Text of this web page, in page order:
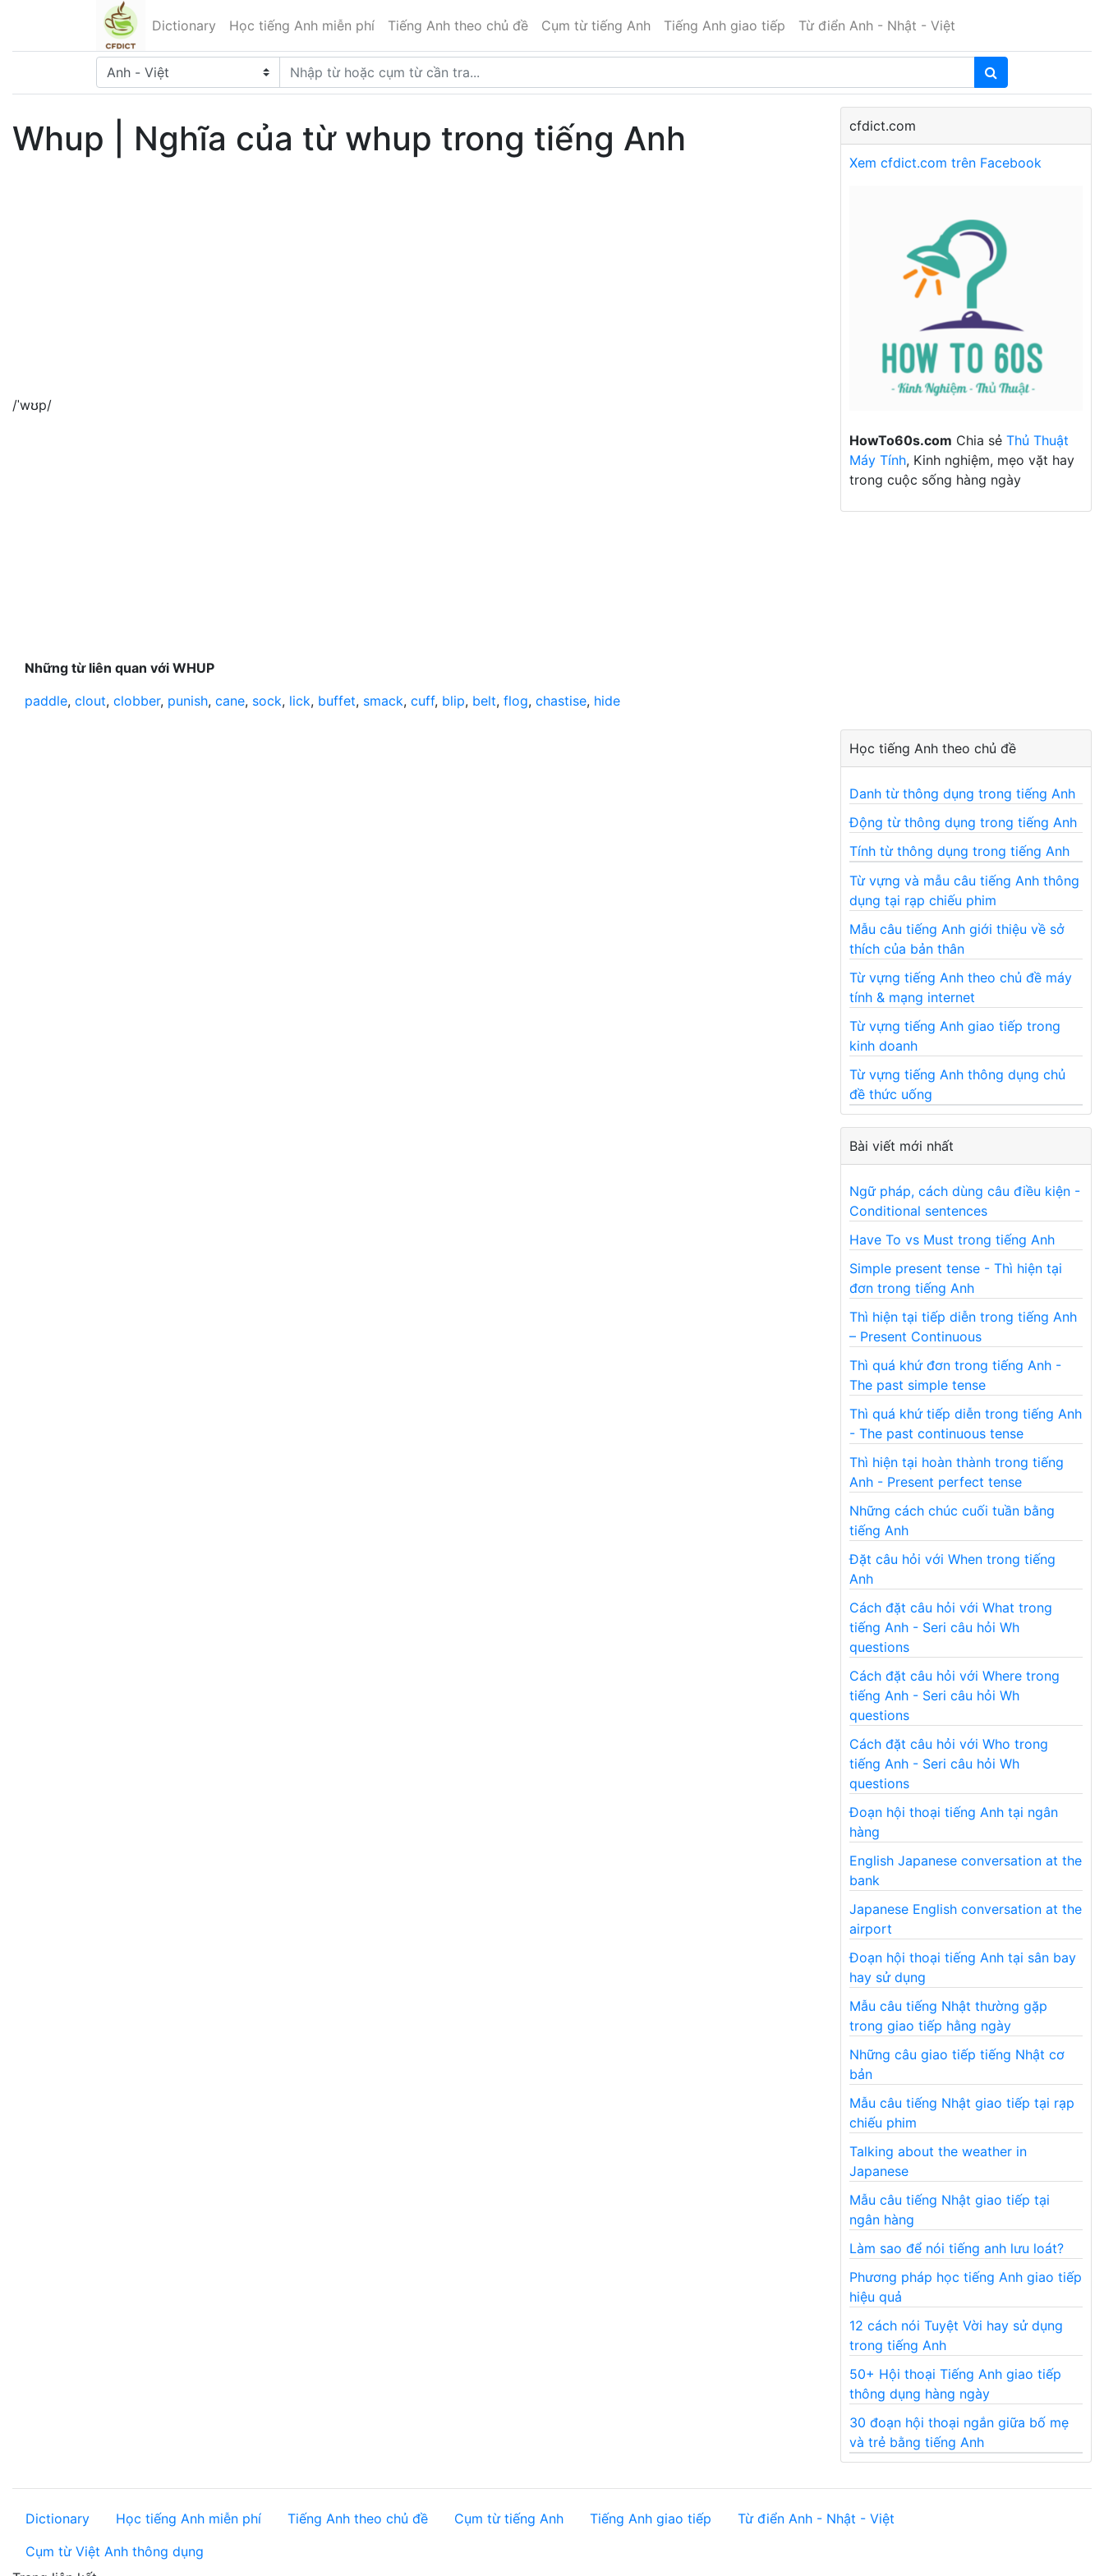
Dictionary Học tiếng Anh miễn phí Tiếng Anh theo chủ đề Cụm từ tiếng Anh Tiếng Anh giao tiếp Từ điển Anh - Nhật - Việt
Whup | Nghĩa của từ whup trong tiếng Anh
/ˈwʊp/
Những từ liên quan với WHUP
paddle, clout, clobber, punish, cane, sock, lick, buffet, smack, cuff, blip, belt, flog, chastise, hide
cfdict.com
Xem cfdict.com trên Facebook
HowTo60s.com Chia sẻ Thủ Thuật
Máy Tính, Kinh nghiệm, mẹo vặt hay
trong cuộc sống hàng ngày
Học tiếng Anh theo chủ đề
Danh từ thông dụng trong tiếng Anh
Động từ thông dụng trong tiếng Anh
Tính từ thông dụng trong tiếng Anh
Từ vựng và mẫu câu tiếng Anh thông
dụng tại rạp chiếu phim
Mẫu câu tiếng Anh giới thiệu về sở
thích của bản thân
Từ vựng tiếng Anh theo chủ đề máy
tính & mạng internet
Từ vựng tiếng Anh giao tiếp trong
kinh doanh
Từ vựng tiếng Anh thông dụng chủ
đề thức uống
Bài viết mới nhất
Ngữ pháp, cách dùng câu điều kiện -
Conditional sentences
Have To vs Must trong tiếng Anh
Simple present tense - Thì hiện tại
đơn trong tiếng Anh
Thì hiện tại tiếp diễn trong tiếng Anh
– Present Continuous
Thì quá khứ đơn trong tiếng Anh -
The past simple tense
Thì quá khứ tiếp diễn trong tiếng Anh
- The past continuous tense
Thì hiện tại hoàn thành trong tiếng
Anh - Present perfect tense
Những cách chúc cuối tuần bằng
tiếng Anh
Đặt câu hỏi với When trong tiếng
Anh
Cách đặt câu hỏi với What trong
tiếng Anh - Seri câu hỏi Wh
questions
Cách đặt câu hỏi với Where trong
tiếng Anh - Seri câu hỏi Wh
questions
Cách đặt câu hỏi với Who trong
tiếng Anh - Seri câu hỏi Wh
questions
Đoạn hội thoại tiếng Anh tại ngân
hàng
English Japanese conversation at the
bank
Japanese English conversation at the
airport
Đoạn hội thoại tiếng Anh tại sân bay
hay sử dụng
Mẫu câu tiếng Nhật thường gặp
trong giao tiếp hằng ngày
Những câu giao tiếp tiếng Nhật cơ
bản
Mẫu câu tiếng Nhật giao tiếp tại rạp
chiếu phim
Talking about the weather in
Japanese
Mẫu câu tiếng Nhật giao tiếp tại
ngân hàng
Làm sao để nói tiếng anh lưu loát?
Phương pháp học tiếng Anh giao tiếp
hiệu quả
12 cách nói Tuyệt Vời hay sử dụng
trong tiếng Anh
50+ Hội thoại Tiếng Anh giao tiếp
thông dụng hàng ngày
30 đoạn hội thoại ngắn giữa bố mẹ
và trẻ bằng tiếng Anh
Dictionary Học tiếng Anh miễn phí Tiếng Anh theo chủ đề Cụm từ tiếng Anh Tiếng Anh giao tiếp
Từ điển Anh - Nhật - Việt
Cụm từ Việt Anh thông dụng